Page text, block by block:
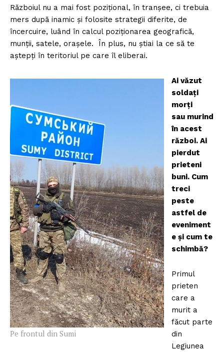
Războiul nu a mai fost pozițional, în tranșee, ci trebuia
mers după inamic și folosite strategii diferite, de
încercuire, luând în calcul poziționarea geografică,
munții, satele, orașele. În plus, nu știai la ce să te
aștepți în teritoriul pe care îl eliberai.
Pe frontul din Sumi
Ai văzut
soldați
morți
sau murind
în acest
război. Ai
pierdut
prieteni
buni. Cum
treci
peste
astfel de
eveniment
e și cum te
schimbă?
Primul
prieten
care a
murit a
făcut parte
din
Legiunea